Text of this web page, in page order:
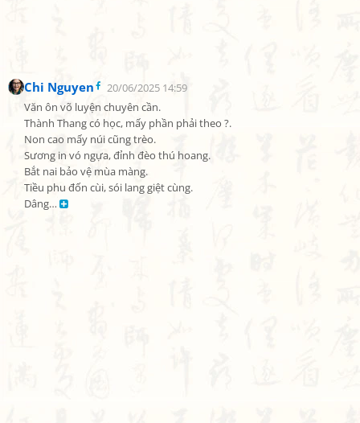
Chi Nguyen
20/06/2025 14:59
Văn ôn võ luyện chuyên cần.
Thành Thang có học, mấy phần phải theo ?.
Non cao mấy núi cũng trèo.
Sương in vó ngựa, đỉnh đèo thú hoang.
Bắt nai bảo vệ mùa màng.
Tiều phu đốn cùi, sói lang giệt cùng.
Dâng…